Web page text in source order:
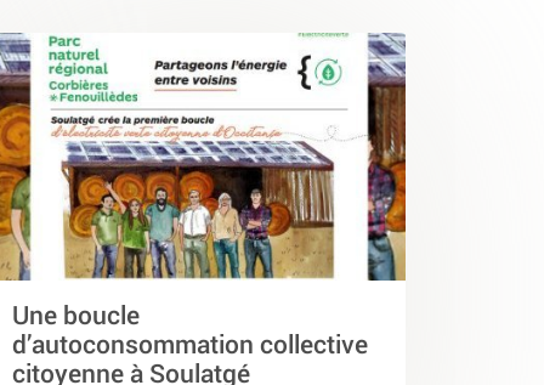
Une boucle
d’autoconsommation collective
citoyenne à Soulatgé